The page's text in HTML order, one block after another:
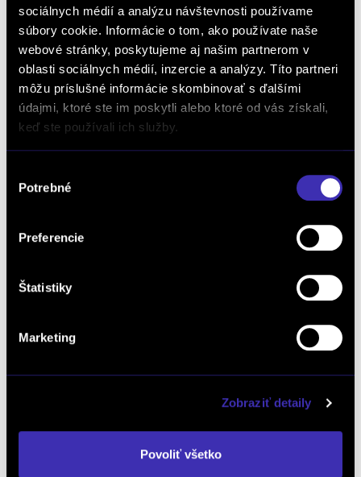
sociálnych médií a analýzu návštevnosti používame
súbory cookie. Informácie o tom, ako používate naše
webové stránky, poskytujeme aj našim partnerom v
oblasti sociálnych médií, inzercie a analýzy. Títo partneri
môžu príslušné informácie skombinovať s ďalšími
údajmi, ktoré ste im poskytli alebo ktoré od vás získali,
keď ste používali ich služby.
súhlasu
Potrebné
Preferencie
Štatistiky
Marketing
Zobraziť detaily
Povoliť všetko
* Súhlasím so spracúvaním formulárom poskytnutých osobných údajov na
vybavovania objednávok, dopytov na produkty a služby, žiadostí a podnetov zadaných
prostredníctvom online formulárov na webstránke www.finalcd.sk.
spracúvania osobných údajov sa oboznámim TU.
Súhlasím so zasielaním marketingových emailov a elektronických
vozidiel FINAL-CD. S podmienkami spracúvania osobných údajov na tento účel sa
oboznámim TU.